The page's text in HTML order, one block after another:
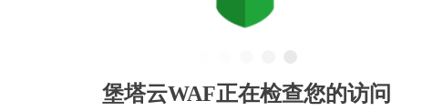
堡塔云WAF正在检查您的访问